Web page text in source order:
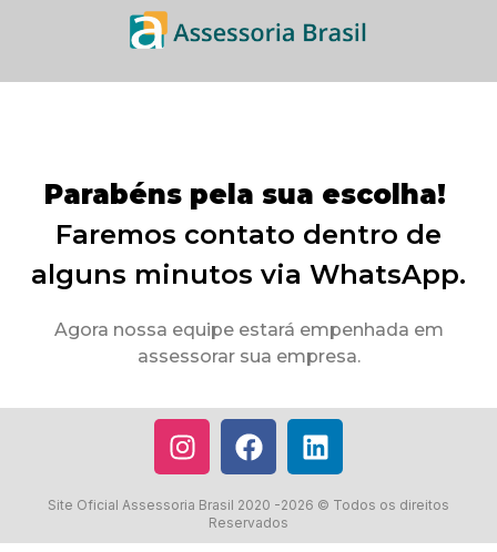
Parabéns pela sua escolha!
Faremos contato dentro de
alguns minutos via WhatsApp.
Agora nossa equipe estará empenhada em
assessorar sua empresa.
Site Oficial Assessoria Brasil 2020 -2026 © Todos os direitos
Reservados